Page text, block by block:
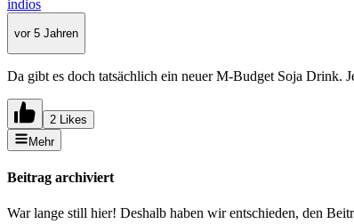
indios
vor 5 Jahren
Da gibt es doch tatsächlich ein neuer M-Budget Soja Drink.
2 Likes
Mehr
Beitrag archiviert
War lange still hier! Deshalb haben wir entschieden, den